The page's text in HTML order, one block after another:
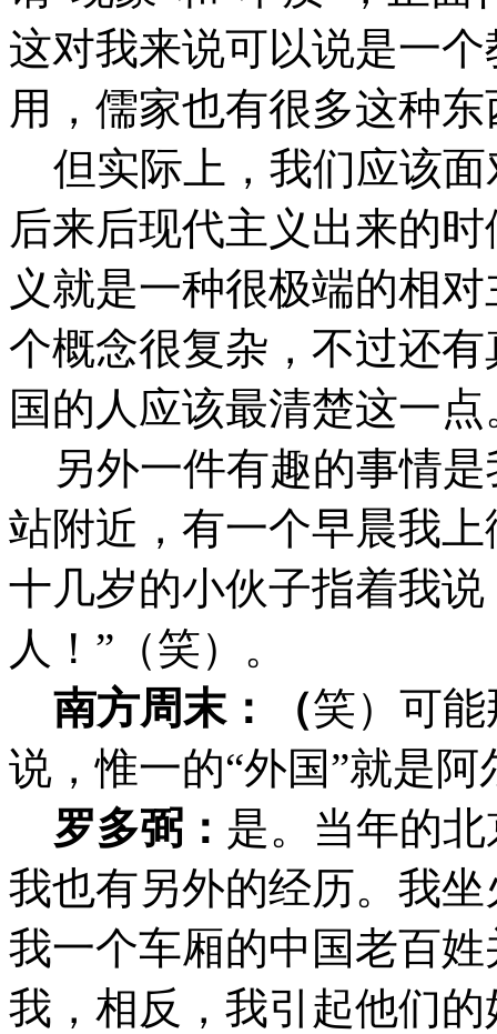
这对我来说可以说是一
用，儒家也有很多这种东
但实际上，我们应该面
后来后现代主义出来的
义就是一种很极端的相
个概念很复杂，不过还
国的人应该最清楚这一点
另外一件有趣的事情是
站附近，有一个早晨我
十几岁的小伙子指着我
人！”（笑）。
南方周末：（笑） 可能
说，惟一的“外国”就是阿
罗多弼： 是。当年的
我也有另外的经历。我
我一个车厢的中国老百
我，相反，我引起他们